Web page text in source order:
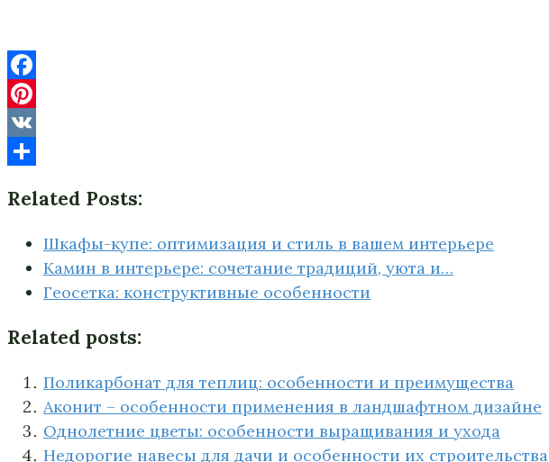
Facebook
Pinterest
VK
Related Posts:
Шкафы-купе: оптимизация и стиль в вашем интерьере
Камин в интерьере: cочетание традиций, уюта и…
Геосетка: конструктивные особенности
Related posts:
Поликарбонат для теплиц: особенности и преимущества
Аконит – особенности применения в ландшафтном дизайне
Однолетние цветы: особенности выращивания и ухода
Недорогие навесы для дачи и особенности их строительства